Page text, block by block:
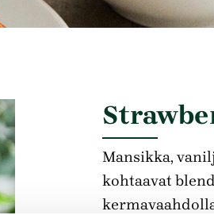
Mansikka,
kohtaavat